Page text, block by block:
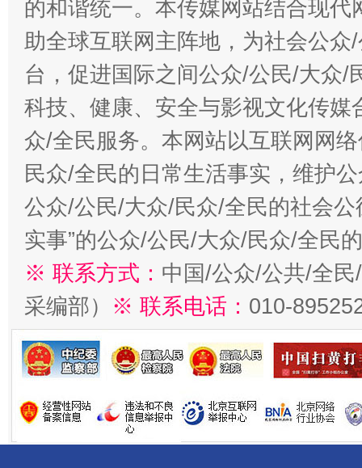
的和谐统一。本传媒网站结合现
助全球互联网主阵地，为社会公
台，促进国际之间公众/公民/大众/
科技、健康、安全与影视文化传
众/全民服务。本网站以互联网网
民众/全民的日常生活事实，维护
公众/公民/大众/民众/全民的社会公
实事”的公众/公民/大众/民众/全民
※ 联系方式： 中国/公众/公共/全
采编部） ※ 联系电话： 010-